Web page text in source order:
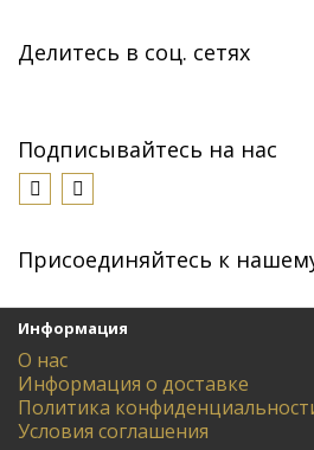
Делитесь в соц. сетях
Подписывайтесь на нас
Присоединяйтесь к
Информация
О нас
Информация о доставке
Политика
Условия соглашения